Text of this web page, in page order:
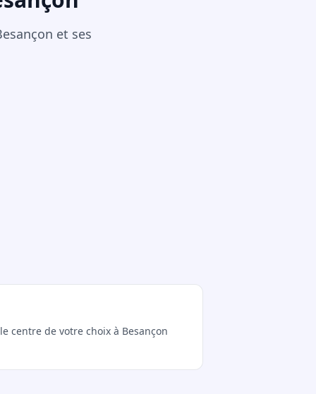
et ses
centre de votre choix à Besançon